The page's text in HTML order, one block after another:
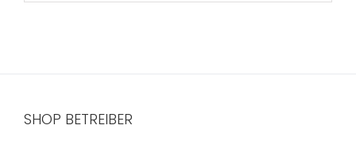
SHOP BETREIBER